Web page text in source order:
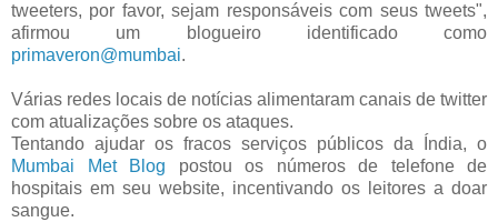
tweeters, por favor, sejam responsáveis com seus tweets",
afirmou um blogueiro identificado como
primaveron@mumbai.
Várias redes locais de notícias alimentaram canais de twitter
com atualizações sobre os ataques.
Tentando ajudar os fracos serviços públicos da Índia, o
Mumbai Met Blog postou os números de telefone de
hospitais em seu website, incentivando os leitores a doar
sangue.